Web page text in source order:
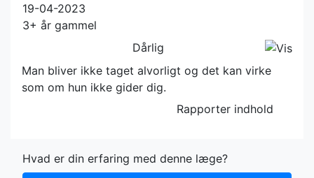
19-04-2023
3+ år gammel
Dårlig
Man bliver ikke taget alvorligt og det kan virke
som om hun ikke gider dig.
Rapporter indhold
Hvad er din erfaring med denne læge?